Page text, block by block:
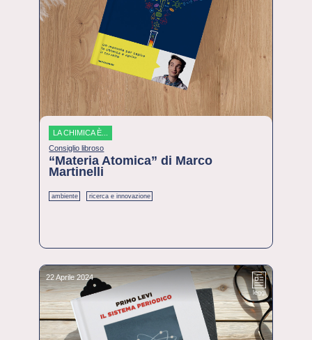
LA CHIMICA È...
Consiglio libroso
“Materia Atomica” di Marco
Martinelli
ambiente ricerca e innovazione
22 Aprile 2024
leggi